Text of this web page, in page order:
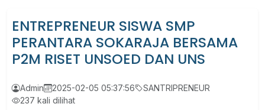
ENTREPRENEUR SISWA SMP
PERANTARA SOKARAJA BERSAMA
P2M RISET UNSOED DAN UNS
Admin 2025-02-05 05:37:56
SANTRIPRENEUR
237 kali dilihat